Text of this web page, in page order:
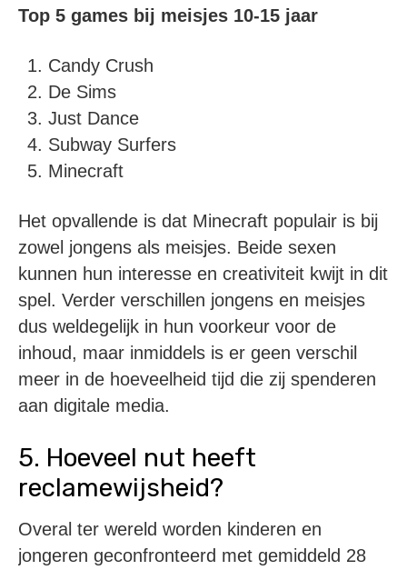
Top 5 games bij meisjes 10-15 jaar
Candy Crush
De Sims
Just Dance
Subway Surfers
Minecraft
Het opvallende is dat Minecraft populair is bij
zowel jongens als meisjes. Beide sexen
kunnen hun interesse en creativiteit kwijt in dit
spel. Verder verschillen jongens en meisjes
dus weldegelijk in hun voorkeur voor de
inhoud, maar inmiddels is er geen verschil
meer in de hoeveelheid tijd die zij spenderen
aan digitale media.
5. Hoeveel nut heeft
reclamewijsheid?
Overal ter wereld worden kinderen en
jongeren geconfronteerd met gemiddeld 28